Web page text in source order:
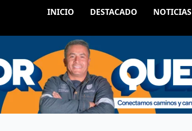
INICIO DESTACADO NOTICIAS